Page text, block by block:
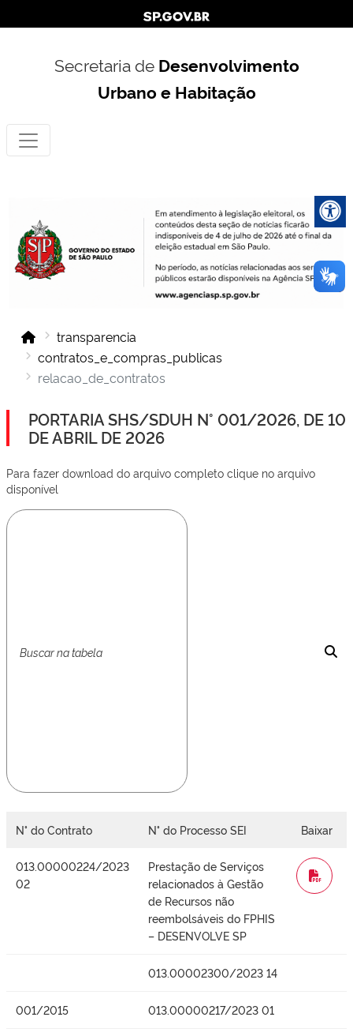
Secretaria de Desenvolvimento
Urbano e Habitação
transparencia
contratos_e_compras_publicas
relacao_de_contratos
PORTARIA SHS/SDUH N° 001/2026, DE 10
DE ABRIL DE 2026
Para fazer download do arquivo completo clique no arquivo
disponível
N° do Contrato N° do Processo SEI Baixar
013.00000224/2023
02
Prestação de Serviços
relacionados à Gestão
de Recursos não
reembolsáveis do FPHIS
– DESENVOLVE SP
WORD
013.00002300/2023 14
001/2015 013.00000217/2023 01